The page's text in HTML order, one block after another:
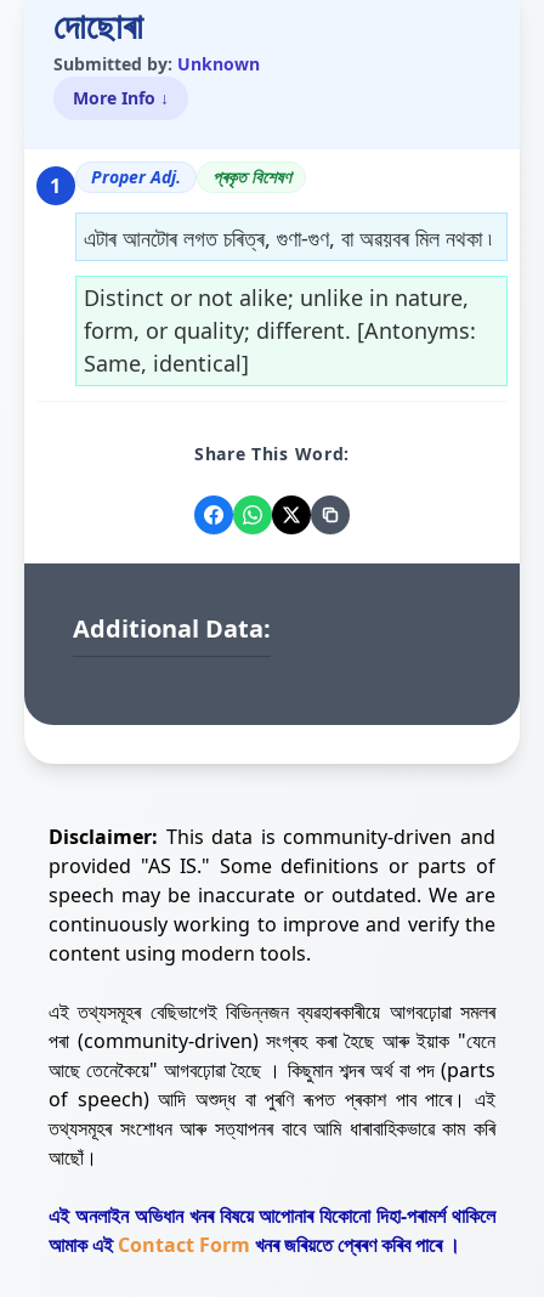
দোছোৰা
Submitted by: Unknown
More Info ↓
1 Proper Adj. প্ৰকৃত বিশেষণ
এটাৰ আনটোৰ লগত চৰিত্ৰ, গুণা-গুণ, বা অৱয়বৰ মিল নথকা ৷
Distinct or not alike; unlike in nature,
form, or quality; different. [Antonyms:
Same, identical]
Share This Word:
Additional Data:
Disclaimer: This data is community-driven and
provided "AS IS." Some definitions or parts of
speech may be inaccurate or outdated. We are
continuously working to improve and verify the
content using modern tools.
এই তথ্যসমূহৰ বেছিভাগেই বিভিন্নজন ব্যৱহাৰকাৰীয়ে আগবঢ়োৱা সমলৰ
পৰা (community-driven) সংগ্ৰহ কৰা হৈছে আৰু ইয়াক "যেনে
আছে তেনেকৈয়ে" আগবঢ়োৱা হৈছে । কিছুমান শব্দৰ অৰ্থ বা পদ (parts
of speech) আদি অশুদ্ধ বা পুৰণি ৰূপত প্ৰকাশ পাব পাৰে। এই
তথ্যসমূহৰ সংশোধন আৰু সত্যাপনৰ বাবে আমি ধাৰাবাহিকভাৱে কাম কৰি
আছোঁ।
এই অনলাইন অভিধান খনৰ বিষয়ে আপোনাৰ যিকোনো দিহা-পৰামৰ্শ থাকিলে
আমাক এইContact Form খনৰ জৰিয়তে প্ৰেৰণ কৰিব পাৰে ।